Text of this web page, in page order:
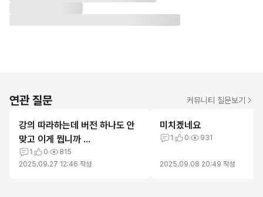
연관 질문 커뮤니티 질문보기
강의 따라하는데 버전 하나도 안
맞고 이게 뭡니까 ...
1 0
815
2025.09.27 12:46 작성
미치겠네요
1 0 931
2025.09.08 20:49 작성